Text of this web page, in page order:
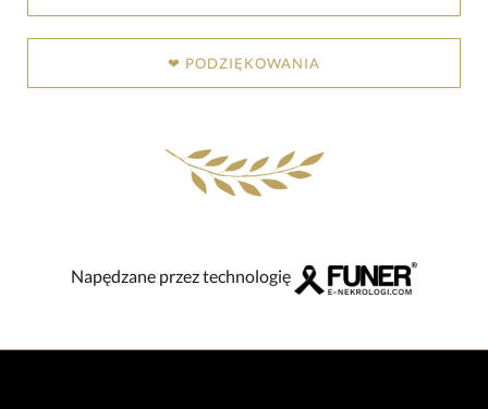
❤ PODZIĘKOWANIA
Napędzane przez technologię